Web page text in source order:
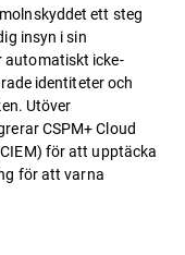
ett steg
insyn i sin
automatiskt icke-
identiteter och
Utöver
CSPM+ Cloud
för att upptäcka
för att varna